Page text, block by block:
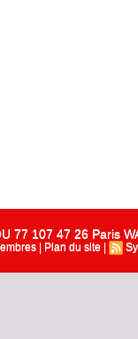
77 107 47 26 Paris
Plan du site